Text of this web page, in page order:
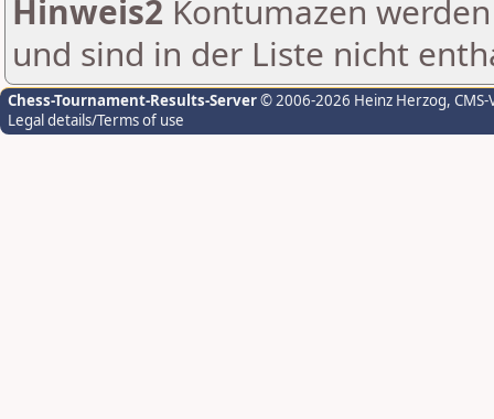
Hinweis2 Kontumazen
und sind in der Liste nicht
Chess-Tournament-Results-Server© 2006-2026 Heinz Herzog,
Legal details/Terms of use